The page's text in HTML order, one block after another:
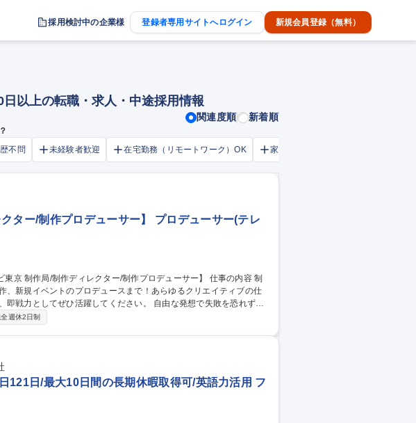
採用検討中の企業様 登録者専用サイトへログイン 新規会員登録（無料）
以上の転職・求人・中途採用情報
関連度順 新着順
不問 未経験者歓迎 在宅勤務（リモートワーク）OK 家賃補助・住宅手当あり
ター/制作プロデューサー】 プロデューサー(テレ
、新規イベントのプロデュースまで！あらゆるクリエイティブの仕
活躍してください。 自由な発想で失敗を恐れずに
制作局です。テレビ業界全体が変革期を迎える中、「脱・テレ東ら
ております。 募集職種 【テレビ東京 制作局/制
週休2日制
121日/最大10日間の長期休暇取得可/英語力活用 フ